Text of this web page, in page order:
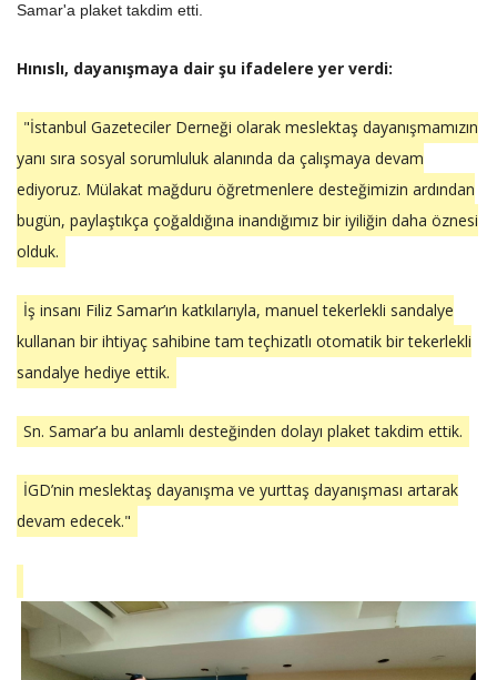
Samar'a plaket takdim etti.
Hınıslı, dayanışmaya dair şu ifadelere yer verdi:
"İstanbul Gazeteciler Derneği olarak meslektaş dayanışmamızın
yanı sıra sosyal sorumluluk alanında da çalışmaya devam
ediyoruz. Mülakat mağduru öğretmenlere desteğimizin ardından
bugün, paylaştıkça çoğaldığına inandığımız bir iyiliğin daha öznesi
olduk.
İş insanı Filiz Samar’ın katkılarıyla, manuel tekerlekli sandalye
kullanan bir ihtiyaç sahibine tam teçhizatlı otomatik bir tekerlekli
sandalye hediye ettik.
Sn. Samar’a bu anlamlı desteğinden dolayı plaket takdim ettik.
İGD’nin meslektaş dayanışma ve yurttaş dayanışması artarak
devam edecek."